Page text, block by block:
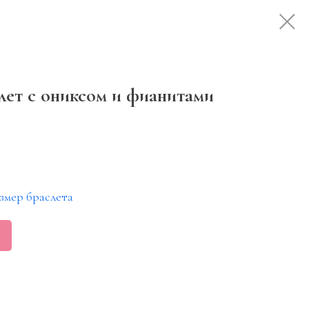
с ониксом и фианитами
браслета